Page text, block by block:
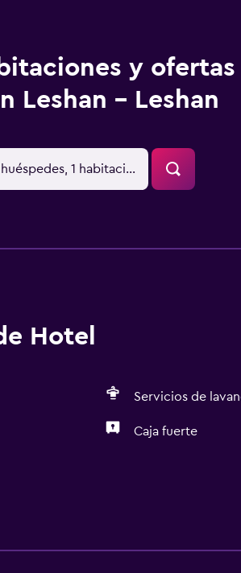
y ofertas
Leshan - Leshan
1 habitación
Hotel
Servicios de
Caja fuerte
Caja fuerte